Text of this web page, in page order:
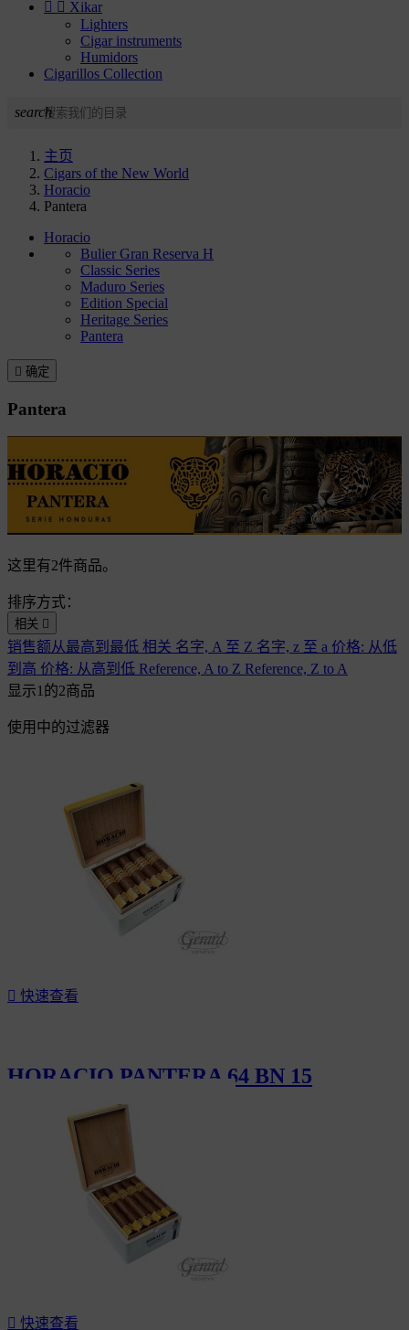
  Xikar
Lighters
Cigar instruments
Humidors
Cigarillos Collection
search
主页
Cigars of the New World
Horacio
Pantera
Horacio
Bulier Gran Reserva H
Classic Series
Maduro Series
Edition Special
Heritage Series
Pantera
 确定
Pantera
这里有2件商品。
排序方式：
相关 
销售额从最高到最低 相关 名字, A 至 Z 名字, z 至 a 价格: 从低
到高 价格: 从高到低 Reference, A to Z Reference, Z to A
显示1的2商品
使用中的过滤器
 快速查看
HORACIO PANTERA 64 BN 15
CHF189.00
 快速查看